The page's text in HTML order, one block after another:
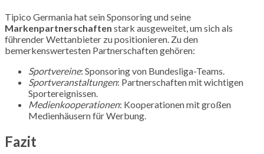
Tipico Germania hat sein Sponsoring und seine
Markenpartnerschaften stark ausgeweitet, um sich als
führender Wettanbieter zu positionieren. Zu den
bemerkenswertesten Partnerschaften gehören:
Sportvereine: Sponsoring von Bundesliga-Teams.
Sportveranstaltungen: Partnerschaften mit wichtigen
Sportereignissen.
Medienkooperationen: Kooperationen mit großen
Medienhäusern für Werbung.
Fazit